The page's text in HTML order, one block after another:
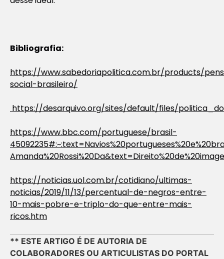
Bibliografia:
https://www.sabedoriapolitica.com.br/products/
social-brasileiro/
https://desarquivo.org/sites/default/files/
https://www.bbc.com/portuguese/brasil-
https://noticias.uol.com.br/cotidiano/ultimas-
noticias/2019/11/13/percentual-de-negros-entre-
10-mais-pobre-e-triplo-do-que-entre-mais-
ricos.htm
** ESTE ARTIGO É DE AUTORIA DE
COLABORADORES OU ARTICULISTAS DO PORTAL